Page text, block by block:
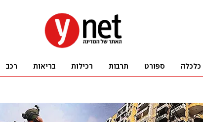
כלכלה ספורט תרבות רכילות בריאות רכב